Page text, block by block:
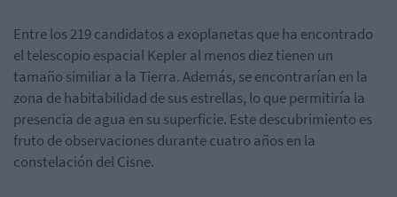
Entre los 219 candidatos a exoplanetas que ha encontrado
el telescopio espacial Kepler al menos diez tienen un
tamaño similiar a la Tierra. Además, se encontrarían en la
zona de habitabilidad de sus estrellas, lo que permitiría la
presencia de agua en su superficie. Este descubrimiento es
fruto de observaciones durante cuatro años en la
constelación del Cisne.